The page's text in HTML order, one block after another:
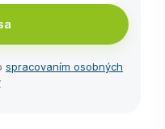
spracovaním osobných